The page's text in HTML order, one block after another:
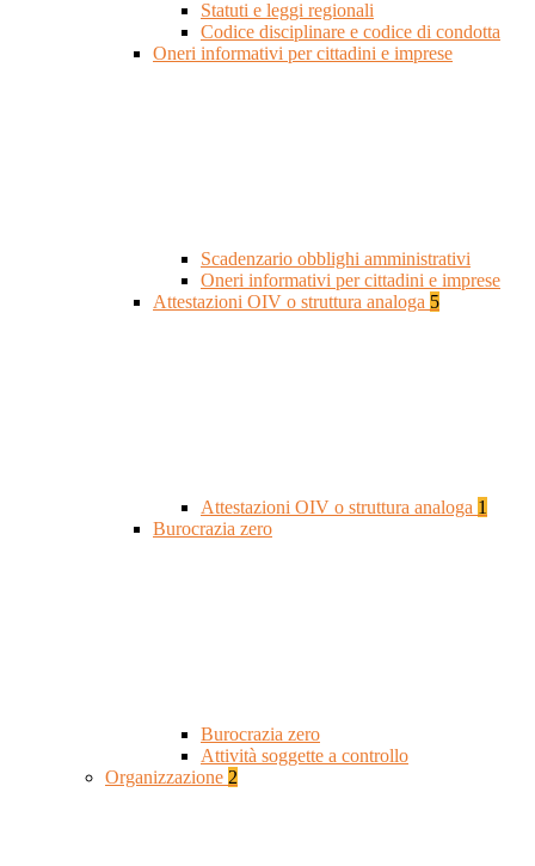
Statuti e leggi regionali
Codice disciplinare e codice di condotta
Oneri informativi per cittadini e imprese
Scadenzario obblighi amministrativi
Oneri informativi per cittadini e imprese
Attestazioni OIV o struttura analoga 5
Attestazioni OIV o struttura analoga 1
Burocrazia zero
Burocrazia zero
Attività soggette a controllo
Organizzazione 2